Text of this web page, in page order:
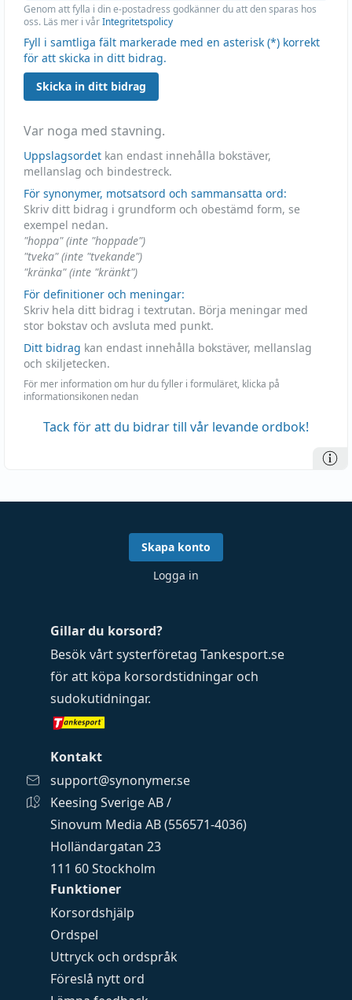
Genom att fylla i din e-postadress godkänner du att den sparas hos
oss. Läs mer i vårIntegritetspolicy
Fyll i samtliga fält markerade med en asterisk (*) korrekt
för att skicka in ditt bidrag.
Skicka in ditt bidrag
Var noga med stavning.
Uppslagsordet kan endast innehålla bokstäver,
mellanslag och bindestreck.
För synonymer, motsatsord och sammansatta ord:
Skriv ditt bidrag i grundform och obestämd form, se
exempel nedan.
"hoppa" (inte "hoppade")
"tveka" (inte "tvekande")
"kränka" (inte "kränkt")
För definitioner och meningar:
Skriv hela ditt bidrag i textrutan. Börja meningar med
stor bokstav och avsluta med punkt.
Ditt bidrag kan endast innehålla bokstäver, mellanslag
och skiljetecken.
För mer information om hur du fyller i formuläret, klicka på
informationsikonen nedan
Tack för att du bidrar till vår levande ordbok!
Funktioner
Korsordshjälp
Ordspel
Uttryck och ordspråk
Föreslå nytt ord
Gillar du korsord?
Besök vårt systerföretag Tankesport.se
för att köpa korsordstidningar och
sudokutidningar.
Kontakt
support@synonymer.se
Keesing Sverige AB /
Sinovum Media AB (556571-4036)
Holländargatan 23
111 60 Stockholm
Skapa konto
Logga in